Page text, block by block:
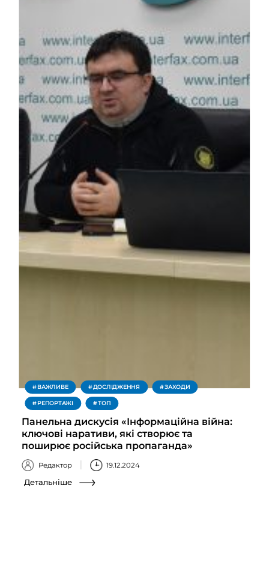
ВАЖЛИВЕ ДОСЛІДЖЕННЯ ЗАХОДИ
РЕПОРТАЖІ ТОП
Панельна дискусія «Інформаційна війна:
ключові наративи, які створює та
поширює російська пропаганда»
Редактор 19.12.2024
Детальніше